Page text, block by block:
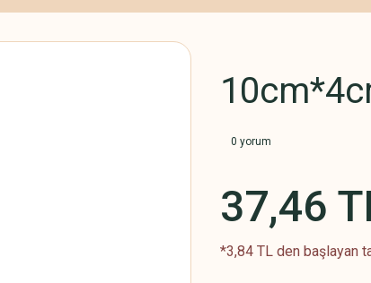
0 yorum
37,46
*3,84 TL den başlayan